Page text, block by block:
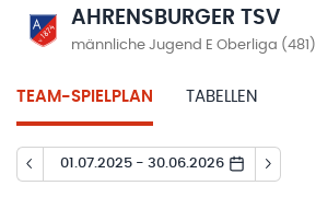
AHRENSBURGER TSV
männliche Jugend E Oberliga (481)
TEAM-SPIELPLAN TABELLEN
01.07.2025 - 30.06.2026